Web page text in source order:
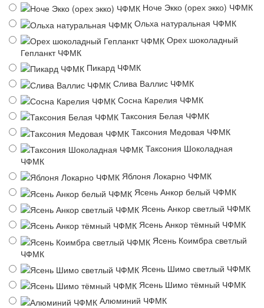
Ноче Экко (орех экко) ЧФМК
Ольха натуральная ЧФМК
Орех шоколадный
Гепланкт ЧФМК
Пикард ЧФМК
Слива Валлис ЧФМК
Сосна Карелия ЧФМК
Таксония Белая ЧФМК
Таксония Медовая ЧФМК
Таксония Шоколадная
ЧФМК
Яблоня Локарно ЧФМК
Ясень Анкор белый ЧФМК
Ясень Анкор светлый ЧФМК
Ясень Анкор тёмный ЧФМК
Ясень Коимбра светлый
ЧФМК
Ясень Шимо светлый ЧФМК
Ясень Шимо тёмный ЧФМК
Алюминий ЧФМК